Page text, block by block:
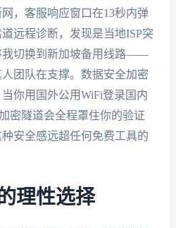
，客服响应窗口在13秒内弹
远程诊断，发现是当地ISP突
我切换到新加坡备用线路——
团队在支撑。数据安全加密
你用国外公用WiFi登录国内
密隧道会全程罩住你的验证
安全感远超任何免费工具的
理性选择